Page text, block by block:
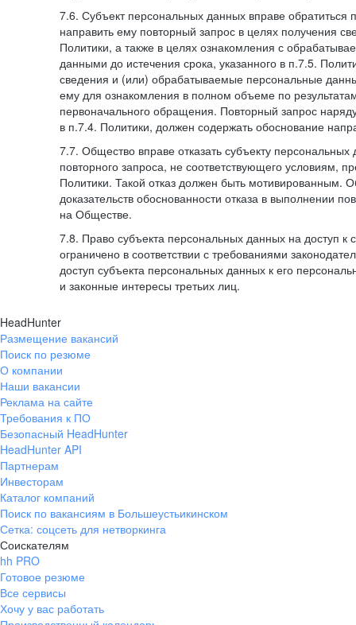
7.6. Субъект персональных данных вправе обратиться
направить ему повторный запрос в целях получения
Политики, а также в целях ознакомления с
данными до истечения срока, указанного в п.7.5.
сведения и (или) обрабатываемые персональные
ему для ознакомления в полном объеме по
первоначального обращения. Повторный запрос
в п.7.4. Политики, должен содержать обоснование
7.7. Общество вправе отказать субъекту
повторного запроса, не соответствующего условиям,
Политики. Такой отказ должен быть мотивированным.
доказательств обоснованности отказа в выполнении
на Обществе.
7.8. Право субъекта персональных данных на доступ
ограничено в соответствии с требованиями
доступ субъекта персональных данных к его
и законные интересы третьих лиц.
HeadHunter
Размещение вакансий
Поиск по резюме
О компании
Наши вакансии
Реклама на сайте
Требования к ПО
Безопасный HeadHunter
HeadHunter API
Партнерам
Инвесторам
Каталог компаний
Поиск по вакансиям в Большеустьикинском
Сетка: соцсеть для нетворкинга
Соискателям
hh PRO
Готовое резюме
Все сервисы
Хочу у вас работать